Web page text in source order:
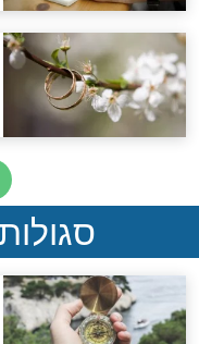
לכל
הרב